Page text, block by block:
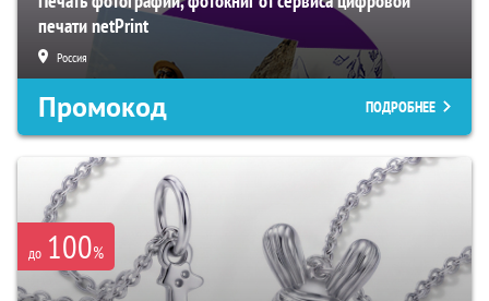
печати netPrint
Россия
Промокод ПОДРОБНЕЕ
до 100%